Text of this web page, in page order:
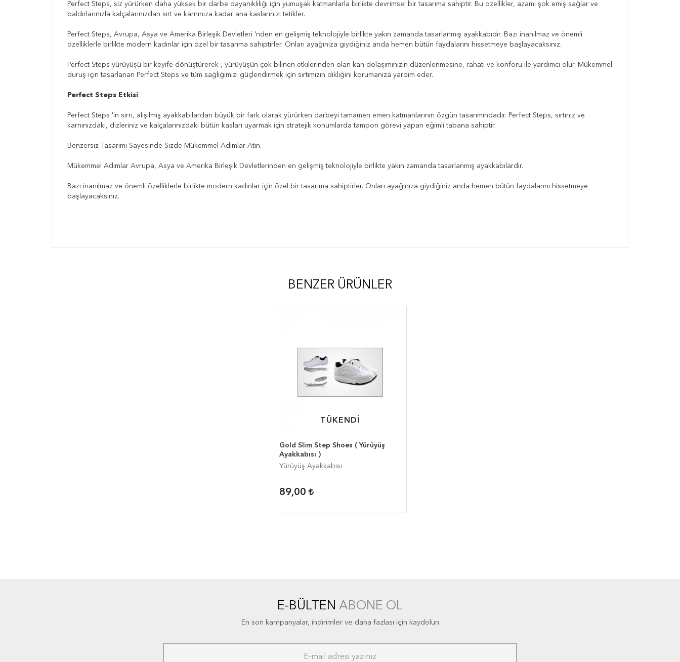
Perfect Steps, siz yürürken daha yüksek bir darbe dayanıklılığı için yumuşak katmanlarla birlikte devrimsel bir tasarıma sahiptir. Bu özellikler, azami şok emiş sağlar ve
baldırlarınızla kalçalarınızdan sırt ve karnınıza kadar ana kaslarınızı tetikler.
Perfect Steps, Avrupa, Asya ve Amerika Birleşik Devletleri 'nden en gelişmiş teknolojiyle birlikte yakın zamanda tasarlanmış ayakkabıdır. Bazı inanılmaz ve önemli
özelliklerle birlikte modern kadınlar için özel bir tasarıma sahiptirler. Onları ayağınıza giydiğiniz anda hemen bütün faydalarını hissetmeye başlayacaksınız.
Perfect Steps yürüyüşü bir keyife dönüştürerek , yürüyüşün çok bilinen etkilerinden olan kan dolaşımınızın düzenlenmesine, rahatı ve konforu ile yardımcı olur. Mükemmel
duruş için tasarlanan Perfect Steps ve tüm sağlığımızı güçlendirmek için sırtımızın dikliğini korumanıza yardım eder.
Perfect Steps Etkisi
Perfect Steps 'in sırrı, alışılmış ayakkabılardan büyük bir fark olarak yürürken darbeyi tamamen emen katmanlarının özgün tasarımındadır. Perfect Steps, sırtınız ve
karnınızdaki, dizleriniz ve kalçalarınızdaki bütün kasları uyarmak için stratejik konumlarda tampon görevi yapan eğimli tabana sahiptir.
Benzersiz Tasarımı Sayesinde Sizde Mükemmel Adımlar Atın.
Mükemmel Adımlar Avrupa, Asya ve Amerika Birleşik Devletlerinden en gelişmiş teknolojiyle birlikte yakın zamanda tasarlanmış ayakkabılardır.
Bazı inanılmaz ve önemli özelliklerle birlikte modern kadınlar için özel bir tasarıma sahiptirler. Onları ayağınıza giydiğiniz anda hemen bütün faydalarını hissetmeye
başlayacaksınız.
BENZER ÜRÜNLER
TÜKENDİ
TÜKENDİ
Gold Slim Step Shoes ( Yürüyüş
Ayakkabısı )
Yürüyüş Ayakkabısı
89,00
E-BÜLTEN ABONE OL
En son kampanyalar, indirimler ve daha fazlası için kaydolun